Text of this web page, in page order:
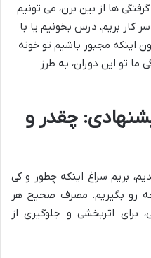
ها از بین برن، می تونیم
کار بریم، درس بخونیم یا با
اینکه مجبور باشیم تو خونه
ما تو این دوران، به طرز
چقدر و
بریم سراغ اینکه چطور و کی
رو بگیریم. مصرف صحیح هر
برای اثربخشی و جلوگیری از